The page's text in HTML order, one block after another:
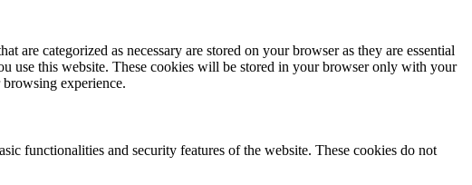
categorized as necessary are stored on your browser as they are essential
use this website. These cookies will be stored in your browser only with your
experience.
functionalities and security features of the website. These cookies do not